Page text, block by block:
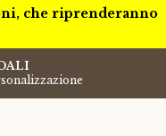
che riprenderanno